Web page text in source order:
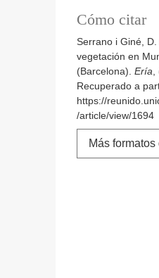
Cómo citar
Serrano i Giné,
vegetación en
(Barcelona). Ería
Recuperado a
https://
/article/view/1694
Más formatos